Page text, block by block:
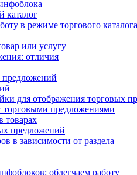
каталог
в режиме торгового каталога
или услугу
отличия
предложений
для отображения торговых
торговыми предложениями
товарах
предложений
в зависимости от раздела
облегчаем работу